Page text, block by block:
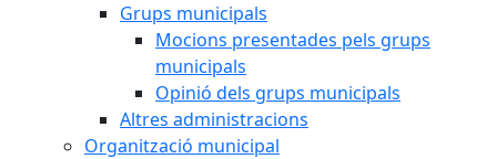
Grups municipals
Mocions presentades pels grups
municipals
Opinió dels grups municipals
Altres administracions
Organització municipal